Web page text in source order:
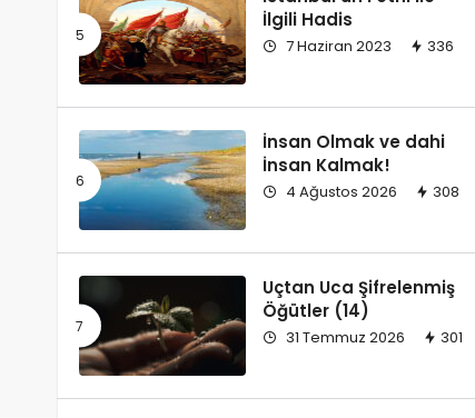
İlgili Hadis
7 Haziran 2023 336
İnsan Olmak ve dahi
İnsan Kalmak!
4 Ağustos 2026 308
Uçtan Uca Şifrelenmiş
Öğütler (14)
31 Temmuz 2026 301